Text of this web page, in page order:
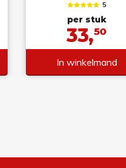
5
per stuk
33,50
In winkelmand